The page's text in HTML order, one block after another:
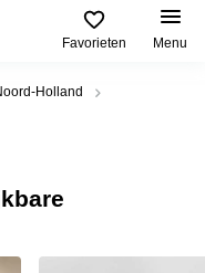
Favorieten Menu
Holland